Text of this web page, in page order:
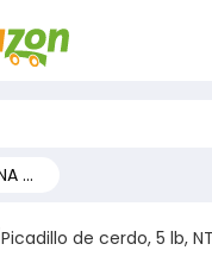
TU REGIÓN
Picadillo de cerdo, 5 lb,